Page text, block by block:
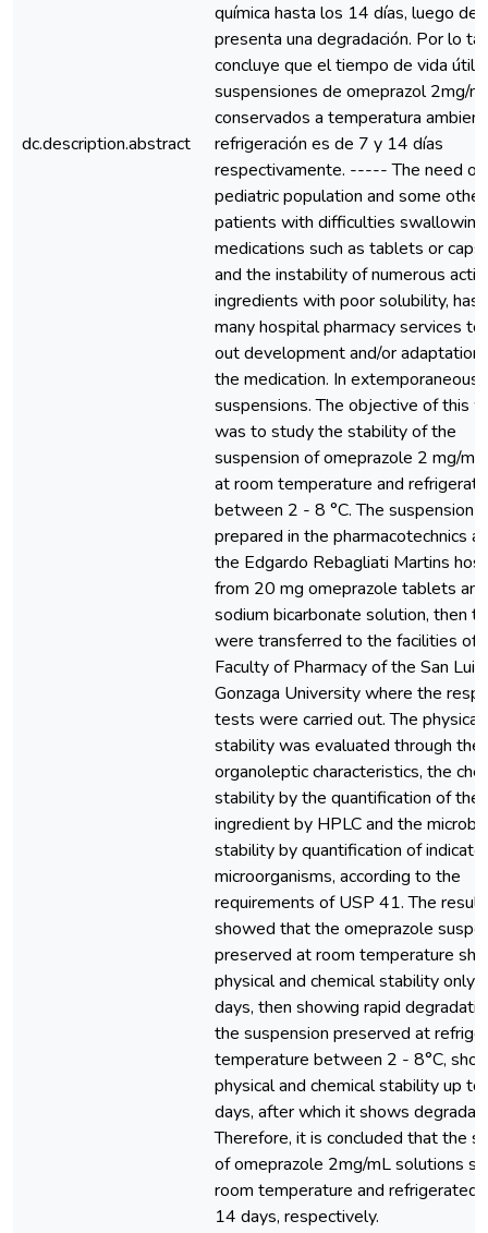
dc.description.abstract
química hasta los 14 días, luego de
presenta una degradación. Por lo
concluye que el tiempo de vida útil
suspensiones de omeprazol 2mg/
conservados a temperatura
refrigeración es de 7 y 14 días
respectivamente. ----- The need of
pediatric population and some other
patients with difficulties swallowing
medications such as tablets or
and the instability of numerous
ingredients with poor solubility, has
many hospital pharmacy services to
out development and/or adaptation
the medication. In extemporaneous
suspensions. The objective of this
was to study the stability of the
suspension of omeprazole 2 mg/ml
at room temperature and
between 2 - 8 °C. The suspension
prepared in the pharmacotechnics
the Edgardo Rebagliati Martins
from 20 mg omeprazole tablets
sodium bicarbonate solution, then
were transferred to the facilities of
Faculty of Pharmacy of the San Luis
Gonzaga University where the
tests were carried out. The physical
stability was evaluated through the
organoleptic characteristics, the
stability by the quantification of the
ingredient by HPLC and the
stability by quantification of indicator
microorganisms, according to the
requirements of USP 41. The
showed that the omeprazole
preserved at room temperature
physical and chemical stability only
days, then showing rapid
the suspension preserved at
temperature between 2 - 8°C,
physical and chemical stability up
days, after which it shows
Therefore, it is concluded that the
of omeprazole 2mg/mL solutions
room temperature and refrigerated
14 days, respectively.